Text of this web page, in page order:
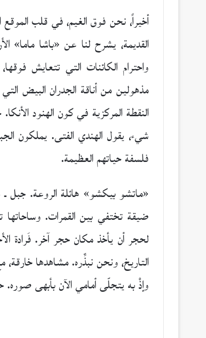
أخيراً، نحن فوق الغيم، في قلب
القديمة، يشرح لنا عن «باشا ماما»
واحترام الكائنات التي تتعايش
مذهولين من أناقة الجدران البيض
النقطة المركزية في كون الهنود
شيء، يقول الهندي الفتى. يملكون
فلسفة حياتهم العظيمة.
«ماتشو بيكشو» هائلة الروعة. جبل
ضيقة تختفي بين القمرات.
لحجر أن يأخذ مكان حجر آخر. فَرادة
التاريخ، ونحن نبذِّره. مشاهدها
وإذْ به يتجلّى أمامي الآن بأبهى